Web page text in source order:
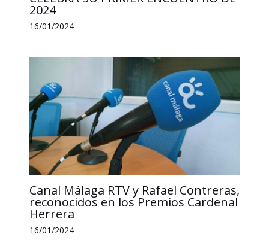
2024
16/01/2024
Canal Málaga RTV y Rafael Contreras,
reconocidos en los Premios Cardenal
Herrera
16/01/2024